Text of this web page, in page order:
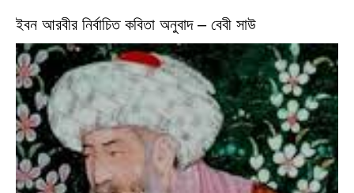
ইবন আরবীর নির্বাচিত কবিতা অনুবাদ – বেবী সাউ